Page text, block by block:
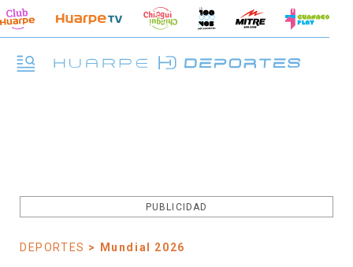
PUBLICIDAD
DEPORTES > Mundial 2026